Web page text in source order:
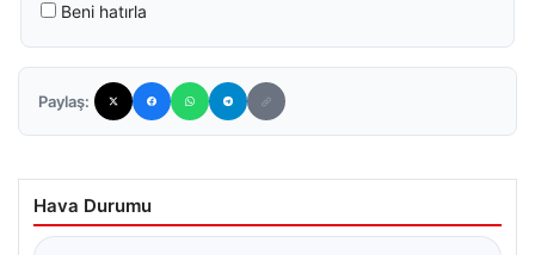
Beni hatırla
Paylaş:
Hava Durumu